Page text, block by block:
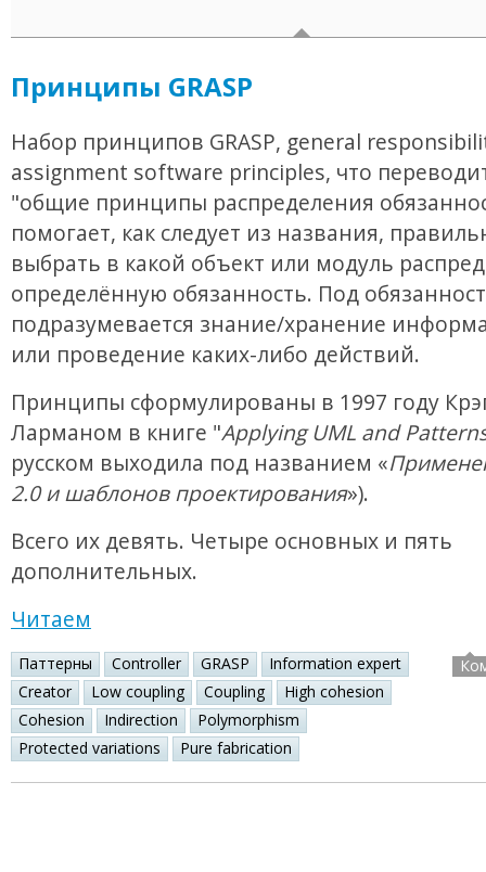
Принципы GRASP
Набор принципов GRASP, general
assignment software principles, что
"общие принципы распределения
помогает, как следует из названия,
выбрать в какой объект или модуль
определённую обязанность. Под
подразумевается знание/хранение
или проведение каких-либо действий.
Принципы сформулированы в 1997 году
Ларманом в книге "Applying UML and
русском выходила под названием «
2.0 и шаблонов проектирования»).
Всего их девять. Четыре основных и пять
дополнительных.
Читаем
Паттерны Controller GRASP
Information expert
Creator
Low coupling Coupling
High cohesion
Cohesion
Indirection
Polymorphism
Protected variations
Pure fabrication